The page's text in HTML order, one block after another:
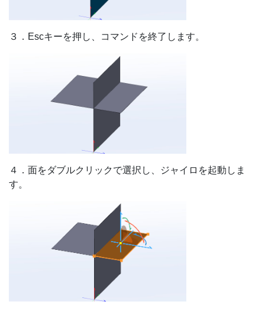
３．Escキーを押し、コマンドを終了します。
４．面をダブルクリックで選択し、ジャイロを起動しま
す。